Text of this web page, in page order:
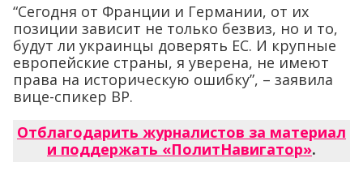
“Сегодня от Франции и Германии, от их
позиции зависит не только безвиз, но и то,
будут ли украинцы доверять ЕС. И крупные
европейские страны, я уверена, не имеют
права на историческую ошибку”, – заявила
вице-спикер ВР.
Отблагодарить журналистов за материал
и поддержать «ПолитНавигатор».